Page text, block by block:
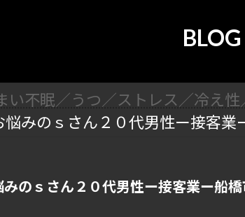
BLOG
い不眠／うつ／ストレス／冷え
みのｓさん２０代男性ー接客業
のｓさん２０代男性ー接客業ー船